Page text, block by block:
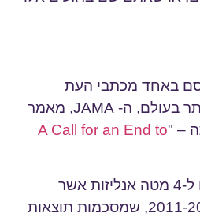
באחד מכתבי העת
הרפואיים הטובים ביותר בעולם, ה- JAMA, מאמר
– "
A Call for an End to
במאמר זה מתייחסים ל-4 מטה אנליזות אשר
התפרסמו בשנים 2011-2012, שמסכמות תוצאות